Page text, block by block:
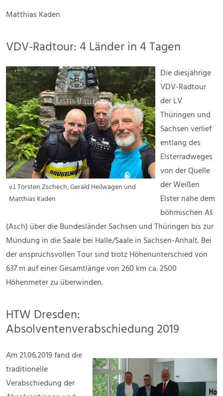
Matthias Kaden
VDV-Radtour: 4 Länder in 4 Tagen
v.l. Torsten Zschech, Gerald Heilwagen und
Matthias Kaden
Die diesjährige
VDV-Radtour
der LV
Thüringen und
Sachsen verlief
entlang des
Elsterradweges
von der Quelle
der Weißen
Elster nahe dem
böhmischen Aš
(Asch) über die Bundesländer Sachsen und Thüringen bis zur
Mündung in die Saale bei Halle/Saale in Sachsen-Anhalt. Bei
der anspruchsvollen Tour sind trotz Höhenunterschied von
637 m auf einer Gesamtlänge von 260 km ca. 2500
Höhenmeter zu überwinden.
HTW Dresden:
Absolventenverabschiedung 2019
Am 21.06.2019 fand die
traditionelle
Verabschiedung der